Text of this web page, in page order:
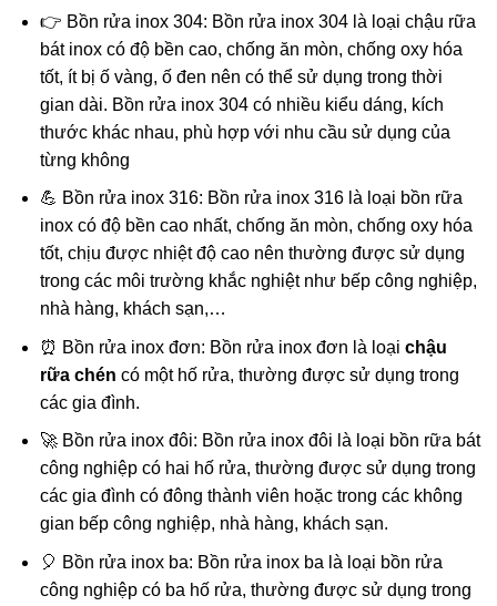
👉 Bồn rửa inox 304: Bồn rửa inox 304 là loại chậu rữa
bát inox có độ bền cao, chống ăn mòn, chống oxy hóa
tốt, ít bị ố vàng, ố đen nên có thể sử dụng trong thời
gian dài. Bồn rửa inox 304 có nhiều kiểu dáng, kích
thước khác nhau, phù hợp với nhu cầu sử dụng của
từng không
💪 Bồn rửa inox 316: Bồn rửa inox 316 là loại bồn rữa
inox có độ bền cao nhất, chống ăn mòn, chống oxy hóa
tốt, chịu được nhiệt độ cao nên thường được sử dụng
trong các môi trường khắc nghiệt như bếp công nghiệp,
nhà hàng, khách sạn,…
⏰ Bồn rửa inox đơn: Bồn rửa inox đơn là loại chậu
rữa chén có một hố rửa, thường được sử dụng trong
các gia đình.
🚀 Bồn rửa inox đôi: Bồn rửa inox đôi là loại bồn rữa bát
công nghiệp có hai hố rửa, thường được sử dụng trong
các gia đình có đông thành viên hoặc trong các không
gian bếp công nghiệp, nhà hàng, khách sạn.
🎈 Bồn rửa inox ba: Bồn rửa inox ba là loại bồn rửa
công nghiệp có ba hố rửa, thường được sử dụng trong